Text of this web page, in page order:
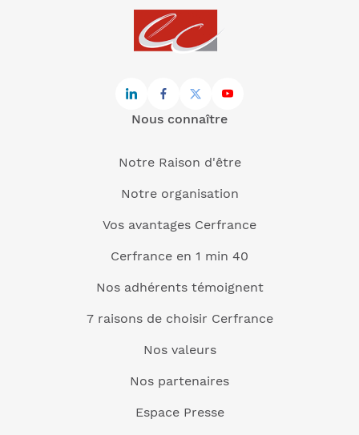
Nous connaître
Notre Raison d'être
Notre organisation
Vos avantages Cerfrance
Cerfrance en 1 min 40
Nos adhérents témoignent
7 raisons de choisir Cerfrance
Nos valeurs
Nos partenaires
Espace Presse